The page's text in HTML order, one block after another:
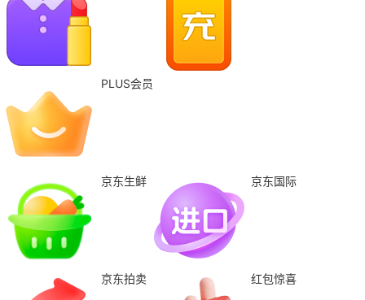
PLUS会员
京东生鲜 京东国际
京东拍卖 红包惊喜